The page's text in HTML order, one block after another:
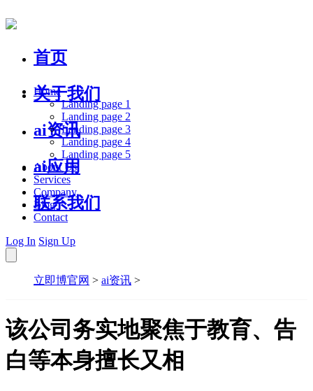
首页
关于我们
ai资讯
ai应用
联系我们
Home
Landing page 1
Landing page 2
Landing page 3
Landing page 4
Landing page 5
About Us
Services
Company
Blog
Contact
Log In Sign Up
立即博官网 > ai资讯 >
该公司务实地聚焦于教育、告
白等本身擅长又相